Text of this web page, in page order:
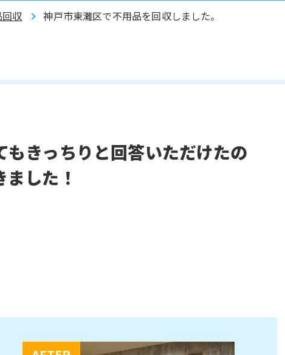
収 神戸市東灘区で不用品を回収しました。
きっちりと回答いただけたの
した！